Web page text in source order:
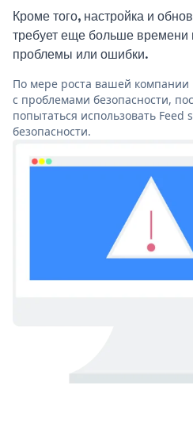
Кроме того, настройка и
требует еще больше
проблемы или ошибки.
По мере роста вашей компании
с проблемами безопасности,
попытаться использовать Feed
безопасности.